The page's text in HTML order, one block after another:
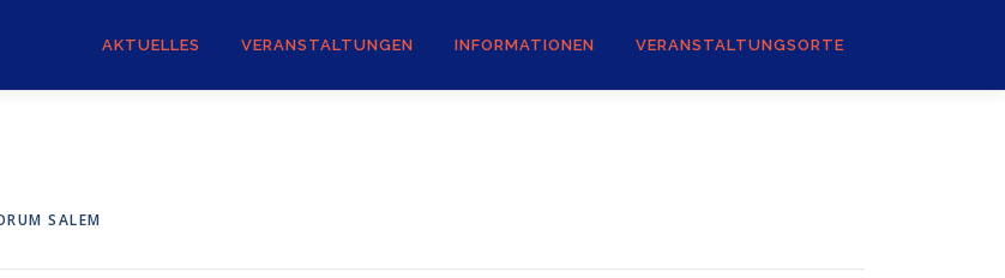
AKTUELLES VERANSTALTUNGEN INFORMATIONEN VERANSTALTUNGSORTE
SALEM